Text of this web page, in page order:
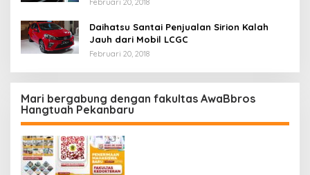
Daihatsu Santai Penjualan Sirion Kalah
Jauh dari Mobil LCGC
Februari 20, 2018
Mari bergabung dengan fakultas AwaBbros
Hangtuah Pekanbaru